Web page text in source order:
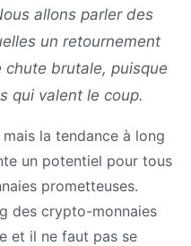
allons parler des
un retournement
brutale, puisque
qui valent le coup.
la tendance à long
un potentiel pour tous
prometteuses.
des crypto-monnaies
et il ne faut pas se